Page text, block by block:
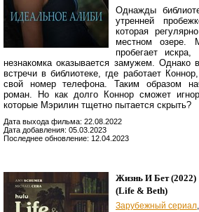
Однажды
утренней
которая
местном озере.
пробегает искра,
незнакомка оказывается замужем.
встречи в библиотеке, где работает
свой номер телефона. Таким образом
роман. Но как долго Коннор сможет
которые Мэрилин тщетно пытается скрыть?
Дата выхода фильма: 22.08.2022
Дата добавления: 05.03.2023
Последнее обновление: 12.04.2023
Жизнь И Бет(2022)
(Life & Beth)
Зарубежный сериал,